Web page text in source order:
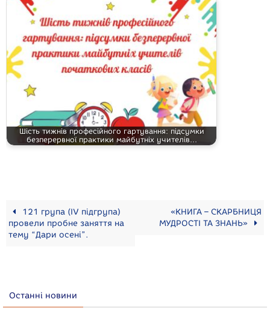
Шість тижнів професійного гартування: підсумки
безперервної практики майбутніх учителів…
121 група (ІV підгрупа)
провели пробне заняття на
тему “Дари осені”.
«КНИГА – СКАРБНИЦЯ
МУДРОСТІ ТА ЗНАНЬ»
Останні новини